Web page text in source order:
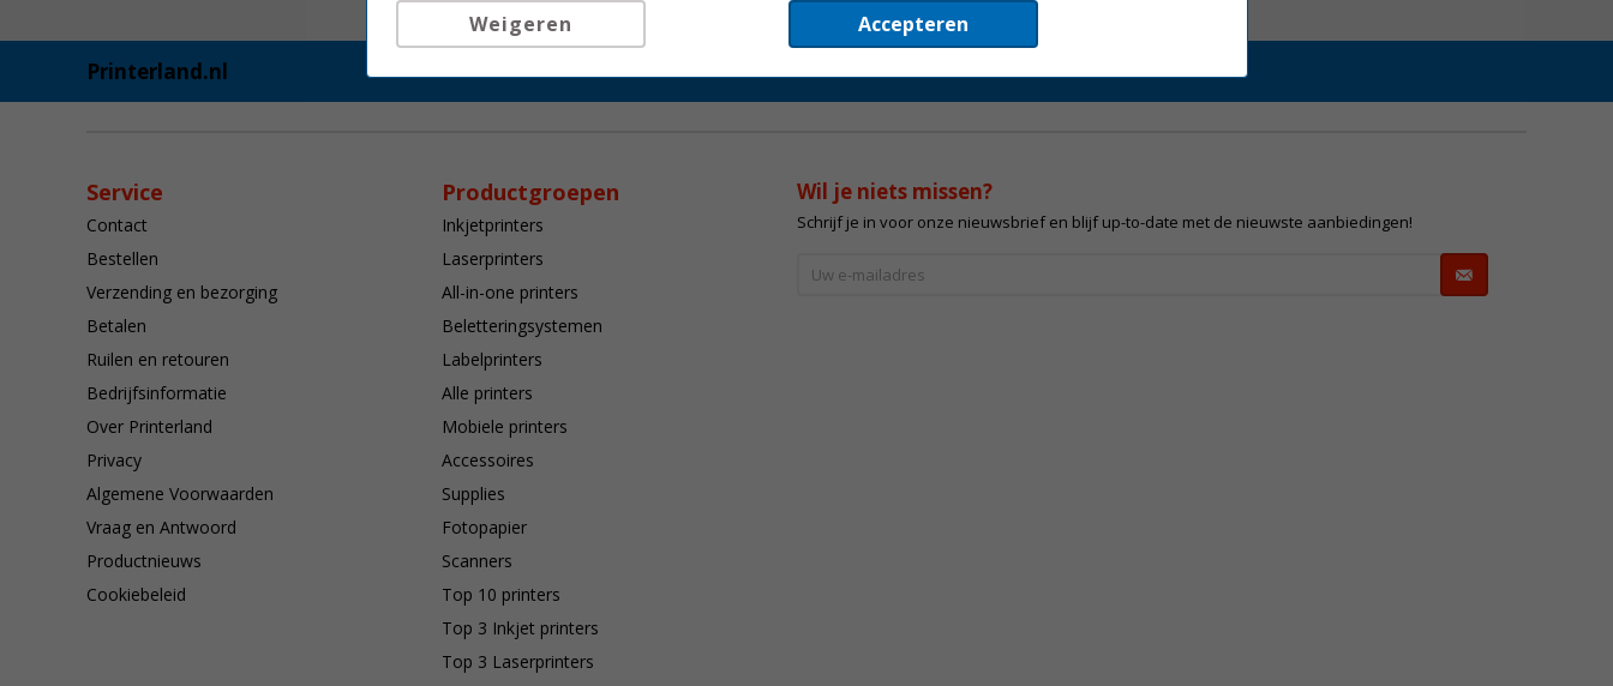
Printerland.nl
Service
Contact
Bestellen
Verzending en bezorging
Betalen
Ruilen en retouren
Bedrijfsinformatie
Over Printerland
Privacy
Algemene Voorwaarden
Vraag en Antwoord
Productnieuws
Cookiebeleid
Productgroepen
Inkjetprinters
Laserprinters
All-in-one printers
Beletteringsystemen
Labelprinters
Alle printers
Mobiele printers
Accessoires
Supplies
Fotopapier
Scanners
Top 10 printers
Top 3 Inkjet printers
Top 3 Laserprinters
Wil je niets missen?
Schrijf je in voor onze nieuwsbrief en blijf up-to-date met de nieuwste aanbiedingen!
Accepteren
Weigeren